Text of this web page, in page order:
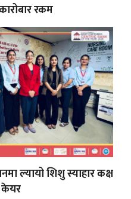
रकम
ल्यायो शिशु स्याहार कक्ष
केयर